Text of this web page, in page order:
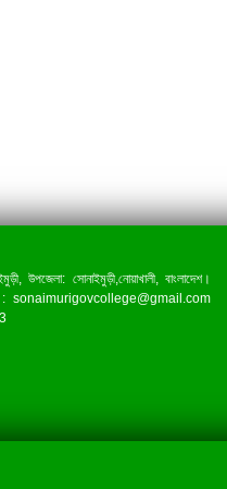
উপজেলা: সোনাইমুড়ী,নোয়াখালী, বাংলাদেশ।